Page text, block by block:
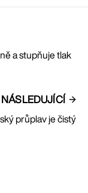
a stupňuje tlak
NÁSLEDUJÍCÍ
průplav je čistý